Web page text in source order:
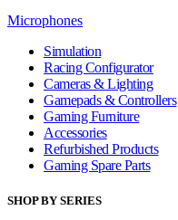
Microphones
Simulation
Racing Configurator
Cameras & Lighting
Gamepads & Controllers
Gaming Furniture
Accessories
Refurbished Products
Gaming Spare Parts
SHOP BY SERIES